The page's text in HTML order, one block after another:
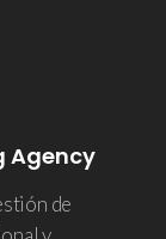
Agency
de